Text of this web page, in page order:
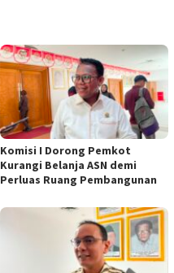
Komisi I Dorong Pemkot
Kurangi Belanja ASN demi
Perluas Ruang Pembangunan